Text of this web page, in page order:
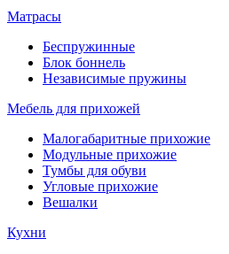
Матрасы
Беспружинные
Блок боннель
Независимые пружины
Мебель для прихожей
Малогабаритные прихожие
Модульные прихожие
Тумбы для обуви
Угловые прихожие
Вешалки
Кухни